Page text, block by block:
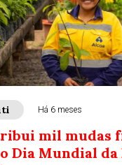
Há 6 meses
mil mudas
Dia Mundial da